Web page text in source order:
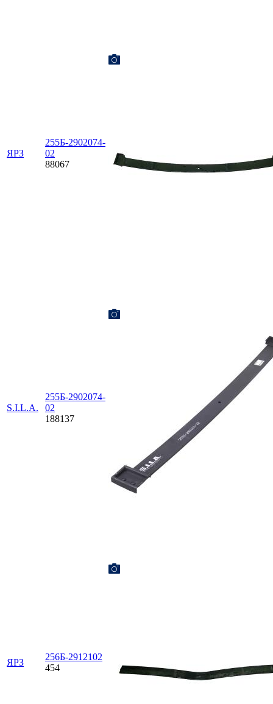
ЯРЗ
255Б-2902074-
02
88067
S.I.L.A.
255Б-2902074-
02
188137
ЯРЗ
256Б-2912102
454